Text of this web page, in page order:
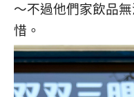
～不過他們家飲品
惜。